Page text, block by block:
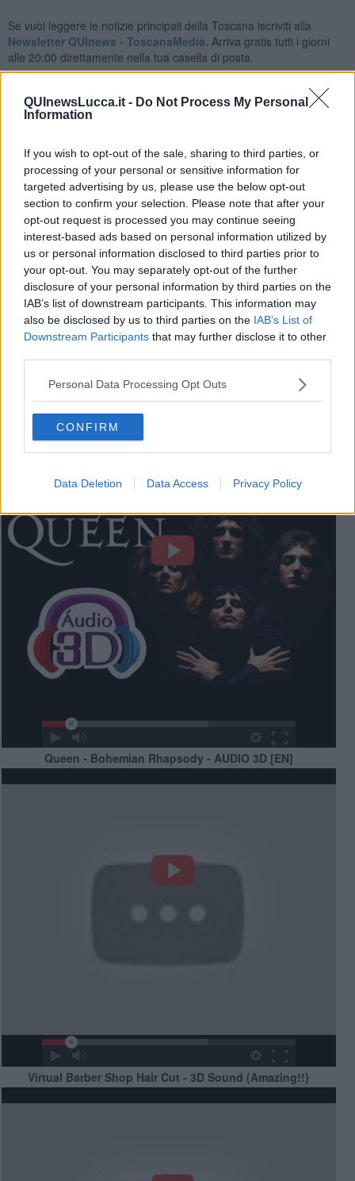
QUInewsLucca.it - Do Not Process My Personal
Information
If you wish to opt-out of the sale, sharing to third parties, or
processing of your personal or sensitive information for
targeted advertising by us, please use the below opt-out
section to confirm your selection. Please note that after your
opt-out request is processed you may continue seeing
interest-based ads based on personal information utilized by
us or personal information disclosed to third parties prior to
your opt-out. You may separately opt-out of the further
disclosure of your personal information by third parties on the
IAB’s list of downstream participants. This information may
also be disclosed by us to third parties on the IAB’s List of
Downstream Participants that may further disclose it to other
Personal Data Processing Opt Outs
CONFIRM
Data Deletion Data Access Privacy Policy
Se vuoi leggere le notizie principali della Toscana iscriviti alla
Newsletter QUInews - ToscanaMedia. Arriva gratis tutti i giorni
alle 20:00 direttamente nella tua casella di posta.
Videogallery
Brain-Melting 3D Audio Illusion!!
Queen - Bohemian Rhapsody - AUDIO 3D [EN]
Virtual Barber Shop Hair Cut - 3D Sound (Amazing!!)